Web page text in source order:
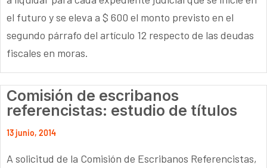
el futuro y se eleva a $ 600 el monto previsto en el
segundo párrafo del artículo 12 respecto de las deudas
fiscales en moras.
Comisión de escribanos
referencistas: estudio de títulos
13 junio, 2014
A solicitud de la Comisión de Escribanos Referencistas,